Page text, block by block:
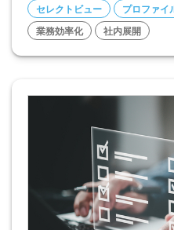
セレクトビュー プロファイ
業務効率化
社内展開